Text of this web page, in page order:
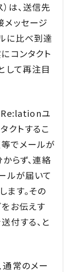
は、送信先
ッセージ
に比べ到達
コンタクト
して再注目
Re:lationユ
クトするこ
等でメールが
らず、連絡
ルが届いて
ます。その
お伝えす
付する、と
常のメー